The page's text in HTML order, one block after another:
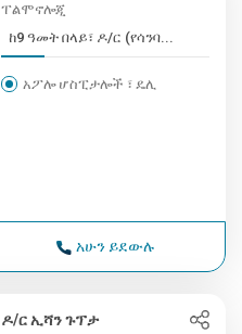
ፐልሞኖሎጂ
ከ9 ዓመት በላይ፣ ዶ/ር (የሳንባ...
አፖሎ ሆስፒታሎች ፣ ዴሊ
አሁን ይደውሉ
ዶ/ር ኢሻን ጉፕታ